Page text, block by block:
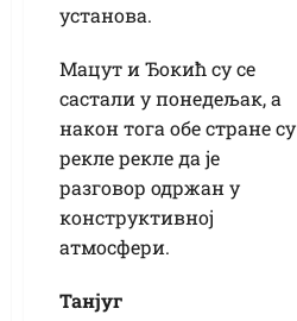
установа.
Мацут и Ђокић су се
састали у понедељак, а
након тога обе стране су
рекле рекле да је
разговор одржан у
конструктивној
атмосфери.
Танјуг